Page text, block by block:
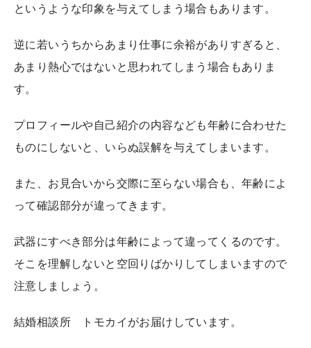
というような印象を与えてしまう場合もあります。
逆に若いうちからあまり仕事に余裕がありすぎると、
あまり熱心ではないと思われてしまう場合もありま
す。
プロフィールや自己紹介の内容なども年齢に合わせた
ものにしないと、いらぬ誤解を与えてしまいます。
また、お見合いから交際に至らない場合も、年齢によ
って確認部分が違ってきます。
武器にすべき部分は年齢によって違ってくるのです。
そこを理解しないと空回りばかりしてしまいますので
注意しましょう。
結婚相談所 トモカイがお届けしています。